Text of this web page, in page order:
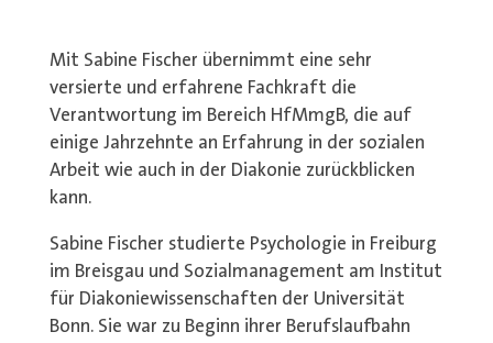
Mit Sabine Fischer übernimmt eine sehr
versierte und erfahrene Fachkraft die
Verantwortung im Bereich HfMmgB, die auf
einige Jahrzehnte an Erfahrung in der sozialen
Arbeit wie auch in der Diakonie zurückblicken
kann.
Sabine Fischer studierte Psychologie in Freiburg
im Breisgau und Sozialmanagement am Institut
für Diakoniewissenschaften der Universität
Bonn. Sie war zu Beginn ihrer Berufslaufbahn